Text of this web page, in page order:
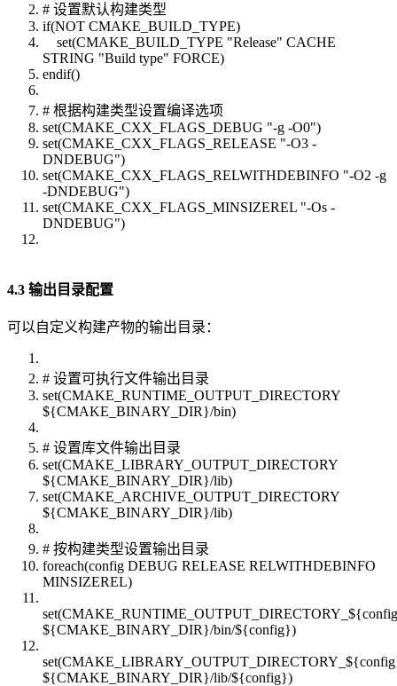
# 设置默认构建类型
if(NOT CMAKE_BUILD_TYPE)
set(CMAKE_BUILD_TYPE "Release" CACHE
STRING "Build type" FORCE)
endif()
# 根据构建类型设置编译选项
set(CMAKE_CXX_FLAGS_DEBUG "-g -O0")
set(CMAKE_CXX_FLAGS_RELEASE "-O3 -
DNDEBUG")
set(CMAKE_CXX_FLAGS_RELWITHDEBINFO "-O2 -g
-DNDEBUG")
set(CMAKE_CXX_FLAGS_MINSIZEREL "-Os -
DNDEBUG")
4.3 输出目录配置
可以自定义构建产物的输出目录：
# 设置可执行文件输出目录
set(CMAKE_RUNTIME_OUTPUT_DIRECTORY
${CMAKE_BINARY_DIR}/bin)
# 设置库文件输出目录
set(CMAKE_LIBRARY_OUTPUT_DIRECTORY
${CMAKE_BINARY_DIR}/lib)
set(CMAKE_ARCHIVE_OUTPUT_DIRECTORY
${CMAKE_BINARY_DIR}/lib)
# 按构建类型设置输出目录
foreach(config DEBUG RELEASE RELWITHDEBINFO
MINSIZEREL)
${CMAKE_BINARY_DIR}/bin/${config})
${CMAKE_BINARY_DIR}/lib/${config})